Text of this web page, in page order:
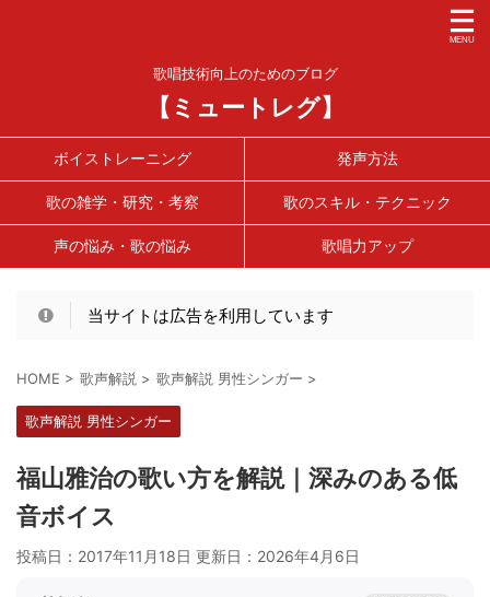
歌唱技術向上のためのブログ
【ミュートレグ】
ボイストレーニング 発声方法
歌の雑学・研究・考察 歌のスキル・テクニック
声の悩み・歌の悩み 歌唱力アップ
当サイトは広告を利用しています
HOME > 歌声解説 > 歌声解説 男性シンガー >
歌声解説 男性シンガー
福山雅治の歌い方を解説｜深みのある低
音ボイス
投稿日：2017年11月18日 更新日： 2026年4月6日